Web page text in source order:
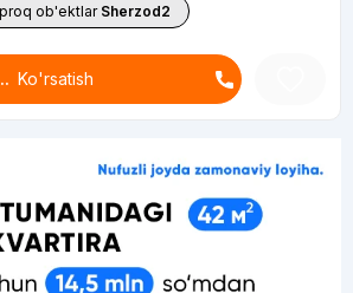
ob'ektlar Sherzod2
Ko'rsatish